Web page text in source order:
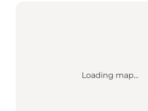
Loading map...